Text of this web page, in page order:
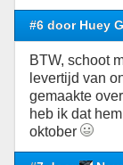
#6 door Huey
BTW, schoot
levertijd van
gemaakte
heb ik dat
oktober